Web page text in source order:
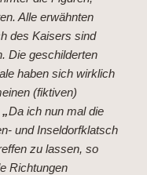
Alle erwähnten
des Kaisers sind
Die geschilderten
haben sich wirklich
(fiktiven)
„Da ich nun mal die
und Inseldorfklatsch
zu lassen, so
Richtungen